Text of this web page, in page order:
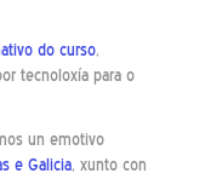
do curso,
tecnoloxía para o
un emotivo
e Galicia, xunto con